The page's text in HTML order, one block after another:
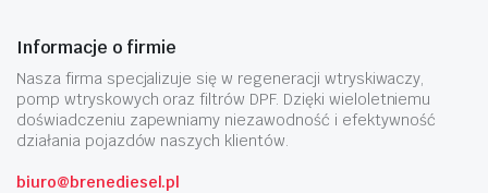
Informacje o firmie
Nasza firma specjalizuje się w regeneracji wtryskiwaczy,
pomp wtryskowych oraz filtrów DPF. Dzięki wieloletniemu
doświadczeniu zapewniamy niezawodność i efektywność
działania pojazdów naszych klientów.
biuro@brenediesel.pl